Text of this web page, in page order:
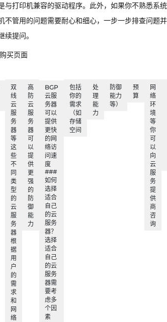
打印机兼容的驱动程序。此外，如果你不熟悉系
管用的问题需要耐心和细心，一步一步排查问题
提问。
买页面
双
线
云
服
务
器
等
这
些
不
同
类
型
的
云
服
务
器
根
据
用
户
的
需
求
和
网
络
高
防
云
服
务
器
可
以
提
供
更
强
的
防
御
能
力
BGP
云服
务器
可以
提供
更快
的网
络访
问速
度
###
如何
选择
适合
自己
的云
服务
器？
选择
适合
自己
的云
服务
器需
要考
虑多
个因
素
包括
你的
需求
（如
存储
空间
处
理
能
力
防御
能力
等）
预
算
网
络
环
境
等
你
可
以
向
云
服
务
提
供
商
咨
询